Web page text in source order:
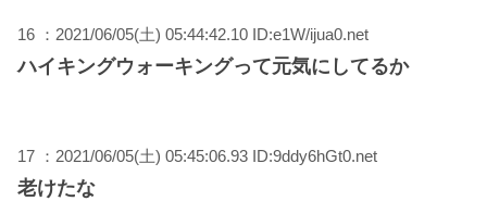
16 ：2021/06/05(土) 05:44:42.10 ID:e1W/ijua0.net
ハイキングウォーキングって元気にしてるか
17 ：2021/06/05(土) 05:45:06.93 ID:9ddy6hGt0.net
老けたな